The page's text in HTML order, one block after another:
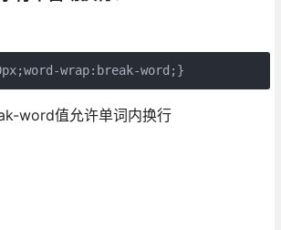
wrap:break-word;}
word值允许单词内换行